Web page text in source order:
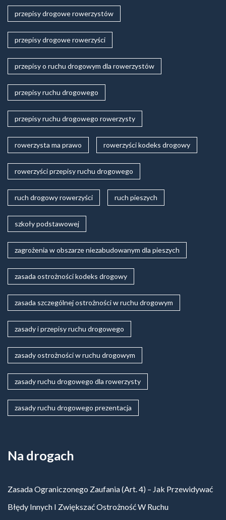
przepisy drogowe rowerzystów
przepisy drogowe rowerzyści
przepisy o ruchu drogowym dla rowerzystów
przepisy ruchu drogowego
przepisy ruchu drogowego rowerzysty
rowerzysta ma prawo rowerzyści kodeks drogowy
rowerzyści przepisy ruchu drogowego
ruch drogowy rowerzyści ruch pieszych
szkoły podstawowej
zagrożenia w obszarze niezabudowanym dla pieszych
zasada ostrożności kodeks drogowy
zasada szczególnej ostrożności w ruchu drogowym
zasady i przepisy ruchu drogowego
zasady ostrożności w ruchu drogowym
zasady ruchu drogowego dla rowerzysty
zasady ruchu drogowego prezentacja
Na drogach
Zasada Ograniczonego Zaufania (art. 4) – Jak Przewidywać
Błędy Innych I Zwiększać Ostrożność W Ruchu